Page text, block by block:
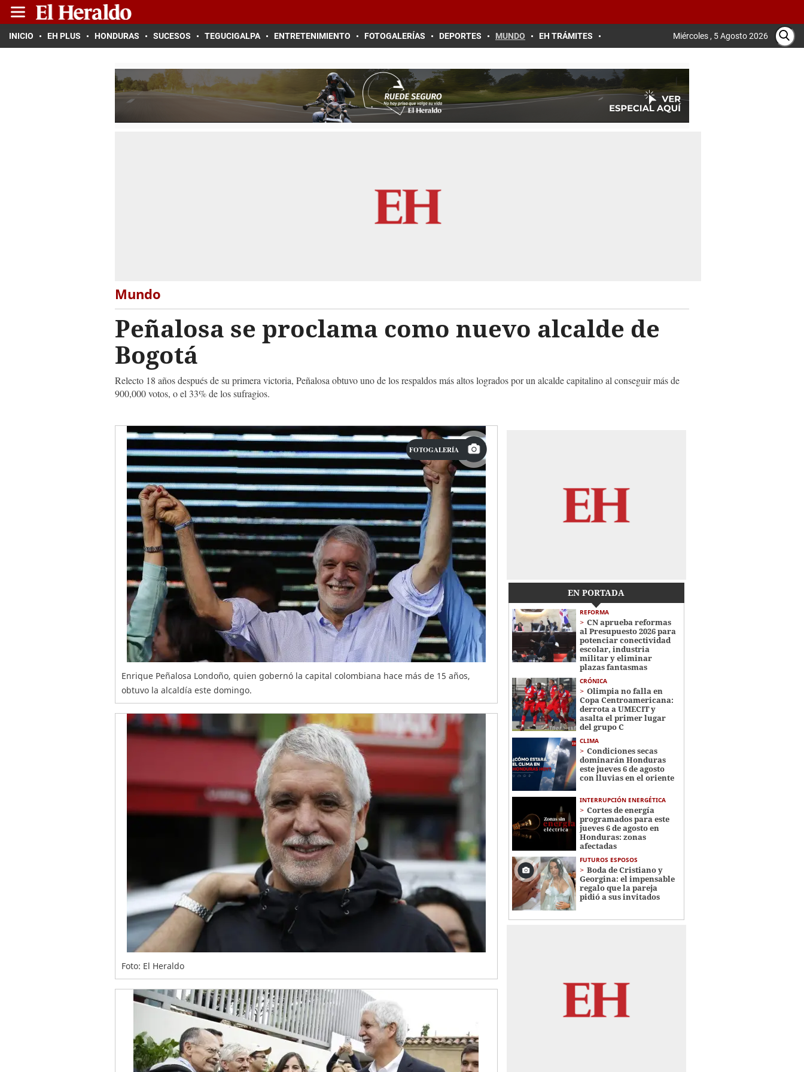
INICIO EH PLUS HONDURAS SUCESOS TEGUCIGALPA ENTRETENIMIENTO FOTOGALERÍAS DEPORTES MUNDO EH TRÁMITES Miércoles , 5 Agosto 2026
Mundo
Peñalosa se proclama como nuevo alcalde de
Bogotá
Relecto 18 años después de su primera victoria, Peñalosa obtuvo uno de los respaldos más altos logrados por un alcalde capitalino al conseguir más de
900,000 votos, o el 33% de los sufragios.
FOTOGALERÍA
Enrique Peñalosa Londoño, quien gobernó la capital colombiana hace más de 15 años,
obtuvo la alcaldía este domingo.
Foto: El Heraldo
EN PORTADA
REFORMA
CN aprueba reformas
al Presupuesto 2026 para
potenciar conectividad
escolar, industria
militar y eliminar
plazas fantasmas
CRÓNICA
Olimpia no falla en
Copa Centroamericana:
derrota a UMECIT y
asalta el primer lugar
del grupo C
CLIMA
Condiciones secas
dominarán Honduras
este jueves 6 de agosto
con lluvias en el oriente
INTERRUPCIÓN ENERGÉTICA
Cortes de energía
programados para este
jueves 6 de agosto en
Honduras: zonas
afectadas
FUTUROS ESPOSOS
Boda de Cristiano y
Georgina: el impensable
regalo que la pareja
pidió a sus invitados